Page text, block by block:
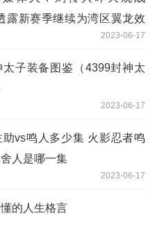
露新赛季继续为湾区翼龙效
2023-06-17
子装备图鉴（4399封神太
2023-06-17
助vs鸣人多少集 火影忍者鸣
人是哪一集
2023-06-17
的人生格言